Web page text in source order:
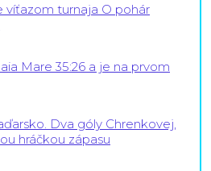
víťazom turnaja O pohár
Mare 35:26 a je na prvom
Dva góly Chrenkovej,
hráčkou zápasu